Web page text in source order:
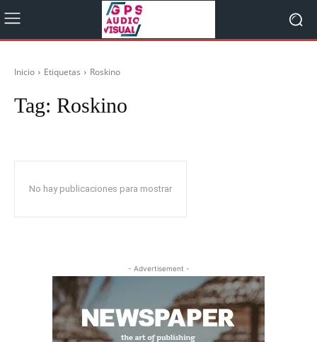
Inicio Etiquetas Roskino
Tag: Roskino
No hay publicaciones para mostrar
- Advertisement -